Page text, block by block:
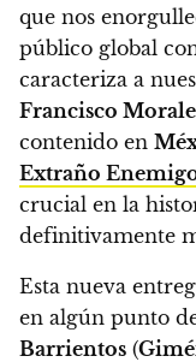
que nos
público global
caracteriza a
Francisco
contenido en
Extraño
crucial en la
definitivamente
Esta nueva
en algún punto
Barrientos (